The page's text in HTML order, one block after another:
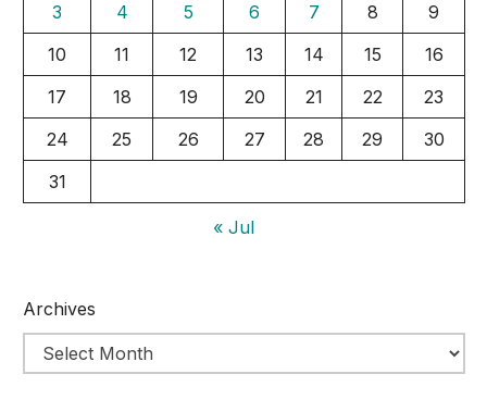
3
4 5 6 7 8
9
10
11 12 13 14 15
16
17
18 19 20 21 22
23
24
25 26 27 28 29
30
31
« Jul
Archives